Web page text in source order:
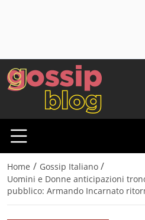
Home / Gossip Italiano /
Uomini e Donne anticipazioni
pubblico: Armando Incarnato